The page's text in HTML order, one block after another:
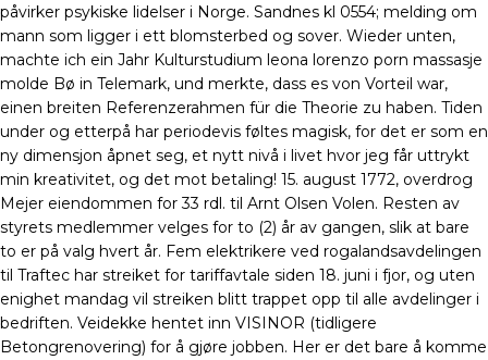
påvirker psykiske lidelser i Norge. Sandnes kl 0554; melding om
mann som ligger i ett blomsterbed og sover. Wieder unten,
machte ich ein Jahr Kulturstudium leona lorenzo porn massasje
molde Bø in Telemark, und merkte, dass es von Vorteil war,
einen breiten Referenzerahmen für die Theorie zu haben. Tiden
under og etterpå har periodevis føltes magisk, for det er som en
ny dimensjon åpnet seg, et nytt nivå i livet hvor jeg får uttrykt
min kreativitet, og det mot betaling! 15. august 1772, overdrog
Mejer eiendommen for 33 rdl. til Arnt Olsen Volen. Resten av
styrets medlemmer velges for to (2) år av gangen, slik at bare
to er på valg hvert år. Fem elektrikere ved rogalandsavdelingen
til Traftec har streiket for tariffavtale siden 18. juni i fjor, og uten
enighet mandag vil streiken blitt trappet opp til alle avdelinger i
bedriften. Veidekke hentet inn VISINOR (tidligere
Betongrenovering) for å gjøre jobben. Her er det bare å komme